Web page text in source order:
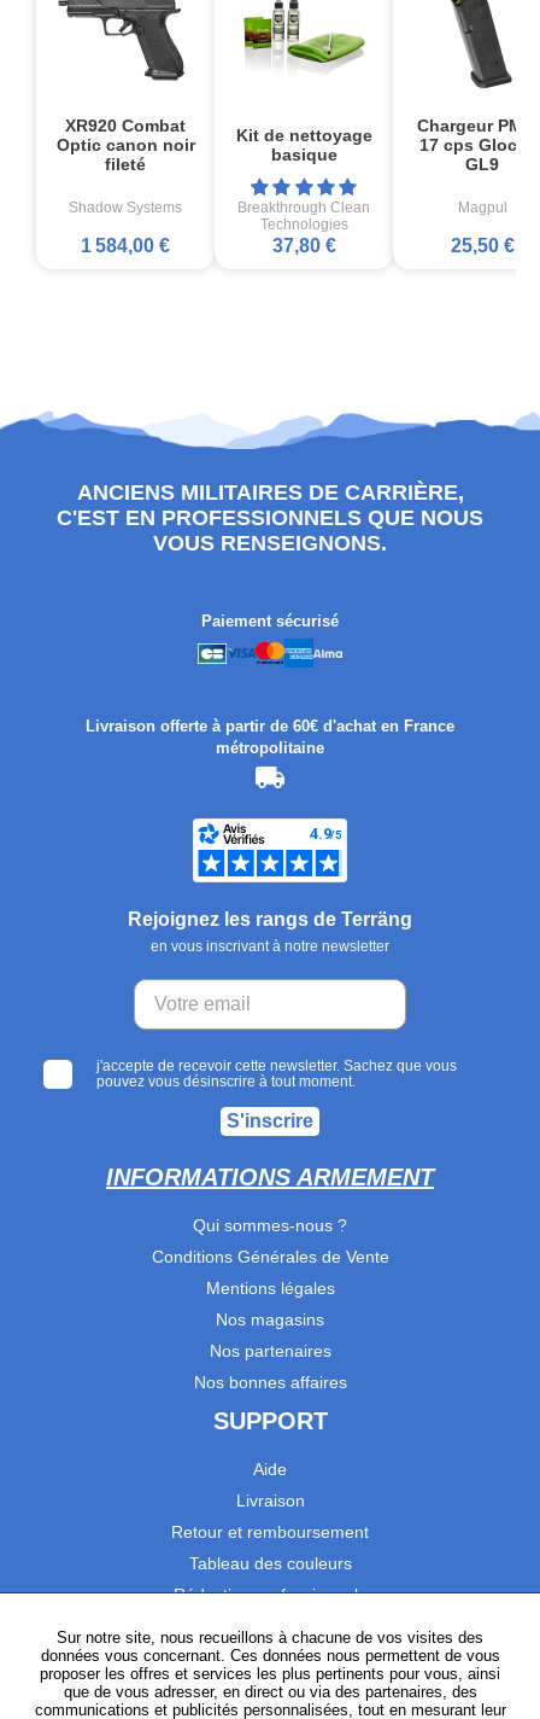
XR920 Combat
Optic canon noir
fileté
Shadow Systems
1 584,00 €
Kit de nettoyage
basique
Breakthrough Clean
Technologies
37,80 €
Chargeur
17 cps
GL9
Magpul
25,50 €
ANCIENS MILITAIRES DE CARRIÈRE,
C'EST EN PROFESSIONNELS QUE NOUS
VOUS RENSEIGNONS.
Paiement sécurisé
Livraison offerte à partir de 60€ d'achat en France
métropolitaine
Rejoignez les rangs de Terräng
en vous inscrivant à notre newsletter
j'accepte de recevoir cette newsletter. Sachez que vous
pouvez vous désinscrire à tout moment.
S'inscrire
INFORMATIONS ARMEMENT
Qui sommes-nous ?
Conditions Générales de Vente
Mentions légales
Nos magasins
Nos partenaires
Nos bonnes affaires
SUPPORT
Aide
Livraison
Retour et remboursement
Tableau des couleurs
Réduction professionnels
Catalogues
Satisfaction Clients
Sur notre site, nous recueillons à chacune de vos visites des
données vous concernant. Ces données nous permettent de vous
proposer les offres et services les plus pertinents pour vous, ainsi
que de vous adresser, en direct ou via des partenaires, des
communications et publicités personnalisées, tout en mesurant leur